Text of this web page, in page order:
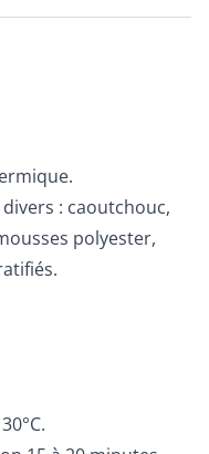
: caoutchouc,
polyester,